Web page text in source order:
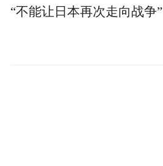
“不能让日本再次走向战争”